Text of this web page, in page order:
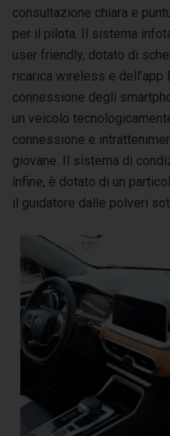
consultazione chiara e
per il pilota. Il sistema
user friendly, dotato di
ricarica wireless e dell’app
connessione degli
un veicolo
connessione e
giovane. Il sistema di
infine, è dotato di un
il guidatore dalle polveri